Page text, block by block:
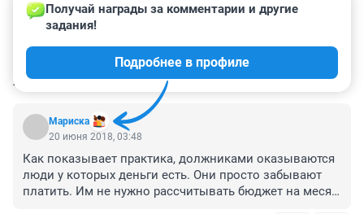
КОММЕНТАРИИ 177
Мариска
Получай награды за комментарии и другие
задания!
Подробнее в профиле
20 июня 2018, 03:48
Как показывает практика, должниками оказываются
люди у которых деньги есть. Они просто забывают
платить. Им не нужно рассчитывать бюджет на месяц